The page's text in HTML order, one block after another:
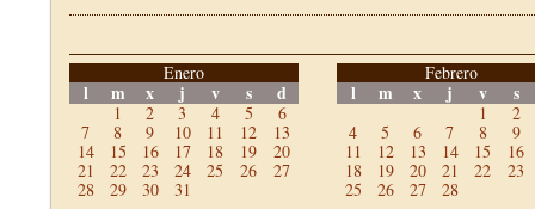
Enero
l m x j v s d
1 2 3 4 5
6
7
8 9 10 11 12
13
14
15 16 17 18 19
20
21
22 23 24 25 26
27
28
29 30 31
Febrero
l m x j v s
1
2
4
5 6 7 8
9
11
12 13 14 15
16
18
19 20 21 22
23
25
26 27 28